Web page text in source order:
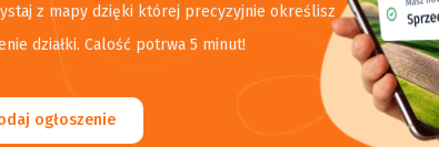
z mapy dzięki której precyzyjnie określisz
działki. Calość potrwa 5 minut!
ogłoszenie